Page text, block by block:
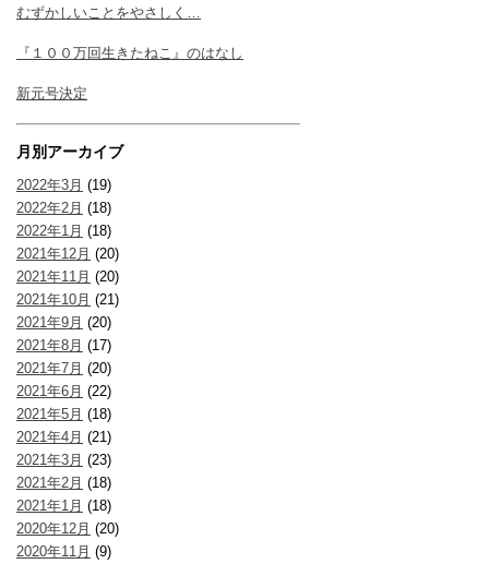
むずかしいことをやさしく…
『１００万回生きたねこ』のはなし
新元号決定
月別アーカイブ
2022年3月 (19)
2022年2月 (18)
2022年1月 (18)
2021年12月 (20)
2021年11月 (20)
2021年10月 (21)
2021年9月 (20)
2021年8月 (17)
2021年7月 (20)
2021年6月 (22)
2021年5月 (18)
2021年4月 (21)
2021年3月 (23)
2021年2月 (18)
2021年1月 (18)
2020年12月 (20)
2020年11月 (9)